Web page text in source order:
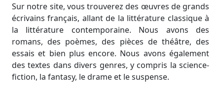
Sur notre site, vous trouverez des œuvres de grands
écrivains français, allant de la littérature classique à
la littérature contemporaine. Nous avons des
romans, des poèmes, des pièces de théâtre, des
essais et bien plus encore. Nous avons également
des textes dans divers genres, y compris la science-
fiction, la fantasy, le drame et le suspense.